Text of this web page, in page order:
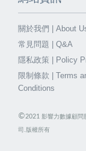
關於我們 | About
常見問題 | Q&A
隱私政策 | Policy
限制條款 | Terms
Conditions
©2021 影響力數據顧問
司.版權所有